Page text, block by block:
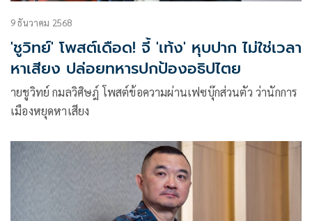
9 ธันวาคม 2568
'ชูวิทย์' โพสต์เดือด! จี้ 'เท้ง' หุบปาก ไม่ใช่เวลา
หาเสียง ปล่อยทหารปกป้องอธิปไตย
ายชูวิทย์ กมลวิศิษฎ์ โพสต์ข้อความผ่านเฟซบุ๊กส่วนตัว ว่านักการ
เมืองหยุดหาเสียง